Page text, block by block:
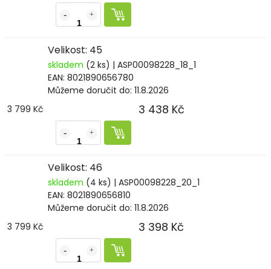
Velikost: 45
skladem (2 ks) | ASP00098228_18_1
EAN: 8021890656780
Můžeme doručit do: 11.8.2026
3 799 Kč
3 438 Kč
Velikost: 46
skladem (4 ks) | ASP00098228_20_1
EAN: 8021890656810
Můžeme doručit do: 11.8.2026
3 799 Kč
3 398 Kč